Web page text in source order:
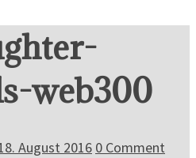
web300
August 2016 0 Comment